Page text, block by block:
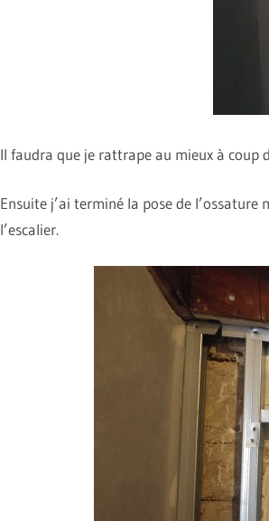
Il faudra que je rattrape au mieux à coup
Ensuite j’ai terminé la pose de
l’escalier.